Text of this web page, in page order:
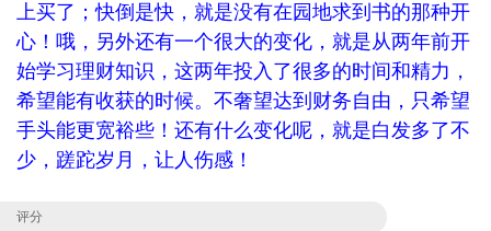
上买了；快倒是快，就是没有在园地求到书的那种开
心！哦，另外还有一个很大的变化，就是从两年前开
始学习理财知识，这两年投入了很多的时间和精力，
希望能有收获的时候。不奢望达到财务自由，只希望
手头能更宽裕些！还有什么变化呢，就是白发多了不
少，蹉跎岁月，让人伤感！
评分